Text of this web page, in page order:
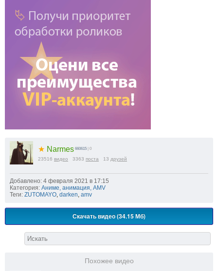
★ Narmes 660615 | 0
23516 видео 3363 поста 13 друзей
Добавлено: 4 февраля 2021 в 17:15
Категория: Аниме, анимация, AMV
Теги: ZUTOMAYO, darken, amv
Скачать видео (34.15 Мб)
Похожее видео